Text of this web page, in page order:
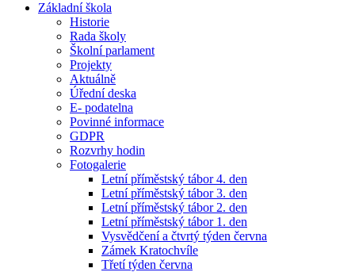
Základní škola
Historie
Rada školy
Školní parlament
Projekty
Aktuálně
Úřední deska
E- podatelna
Povinné informace
GDPR
Rozvrhy hodin
Fotogalerie
Letní příměstský tábor 4. den
Letní příměstský tábor 3. den
Letní příměstský tábor 2. den
Letní příměstský tábor 1. den
Vysvědčení a čtvrtý týden června
Zámek Kratochvíle
Třetí týden června